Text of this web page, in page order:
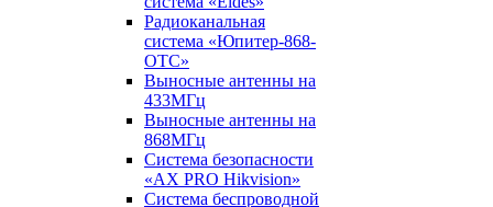
Радиоканальная
система «Юпитер-868-
ОТС»
Выносные антенны на
433МГц
Выносные антенны на
868МГц
Система безопасности
«AX PRO Hikvision»
Система беспроводной